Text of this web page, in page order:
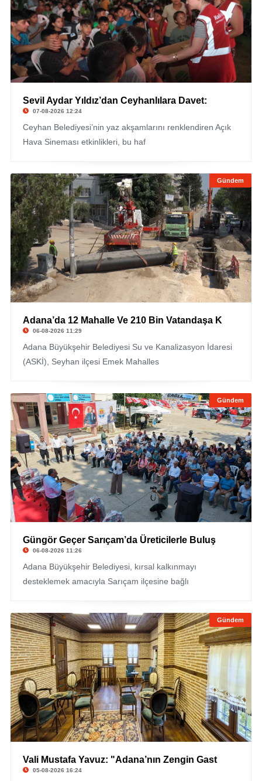
Sevil Aydar Yıldız’dan Ceyhanlılara Davet:
07-08-2026 12:24
Ceyhan Belediyesi’nin yaz akşamlarını renklendiren Açık
Hava Sineması etkinlikleri, bu haf
Gündem
Adana’da 12 Mahalle Ve 210 Bin Vatandaşa K
06-08-2026 11:29
Adana Büyükşehir Belediyesi Su ve Kanalizasyon İdaresi
(ASKİ), Seyhan ilçesi Emek Mahalles
Gündem
Güngör Geçer Sarıçam’da Üreticilerle Buluş
06-08-2026 11:26
Adana Büyükşehir Belediyesi, kırsal kalkınmayı
desteklemek amacıyla Sarıçam ilçesine bağlı
Gündem
Vali Mustafa Yavuz: "Adana’nın Zengin Gast
05-08-2026 16:24